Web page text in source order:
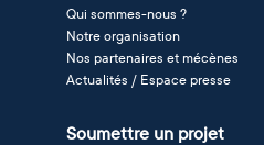
Qui sommes-nous ?
Notre organisation
Nos partenaires et mécènes
Actualités / Espace presse
Soumettre un projet